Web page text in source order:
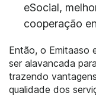
eSocial,
cooperação
Então, o Emitaaso
ser alavancada
trazendo
qualidade dos